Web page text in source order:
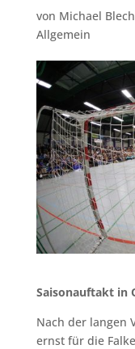
von Michael
Allgemein
Saisonauftakt in
Nach der langen
ernst für die